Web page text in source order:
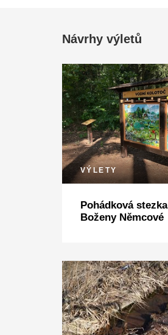
Návrhy výletů
VÝLETY
Pohádková stezka
Boženy Němcové